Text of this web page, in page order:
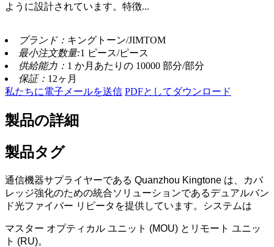
ように設計されています。特徴...
ブランド： キングトーン/JIMTOM
最小注文数量:1 ピース/ピース
供給能力： 1 か月あたりの 10000 部分/部分
保証： 12ヶ月
私たちに電子メールを送信 PDFとしてダウンロード
製品の詳細
製品タグ
通信機器サプライヤーである Quanzhou Kingtone は、カバ
レッジ強化のための統合ソリューションであるデュアルバン
ド光ファイバー リピータを提供しています。システムは
マスター オプティカル ユニット (MOU) とリモート ユニッ
ト (RU)。